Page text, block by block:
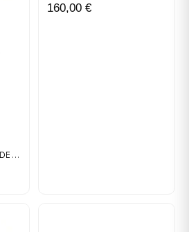
MOUSSE NETTOYANTE ET DE RASAGE
160,00 €